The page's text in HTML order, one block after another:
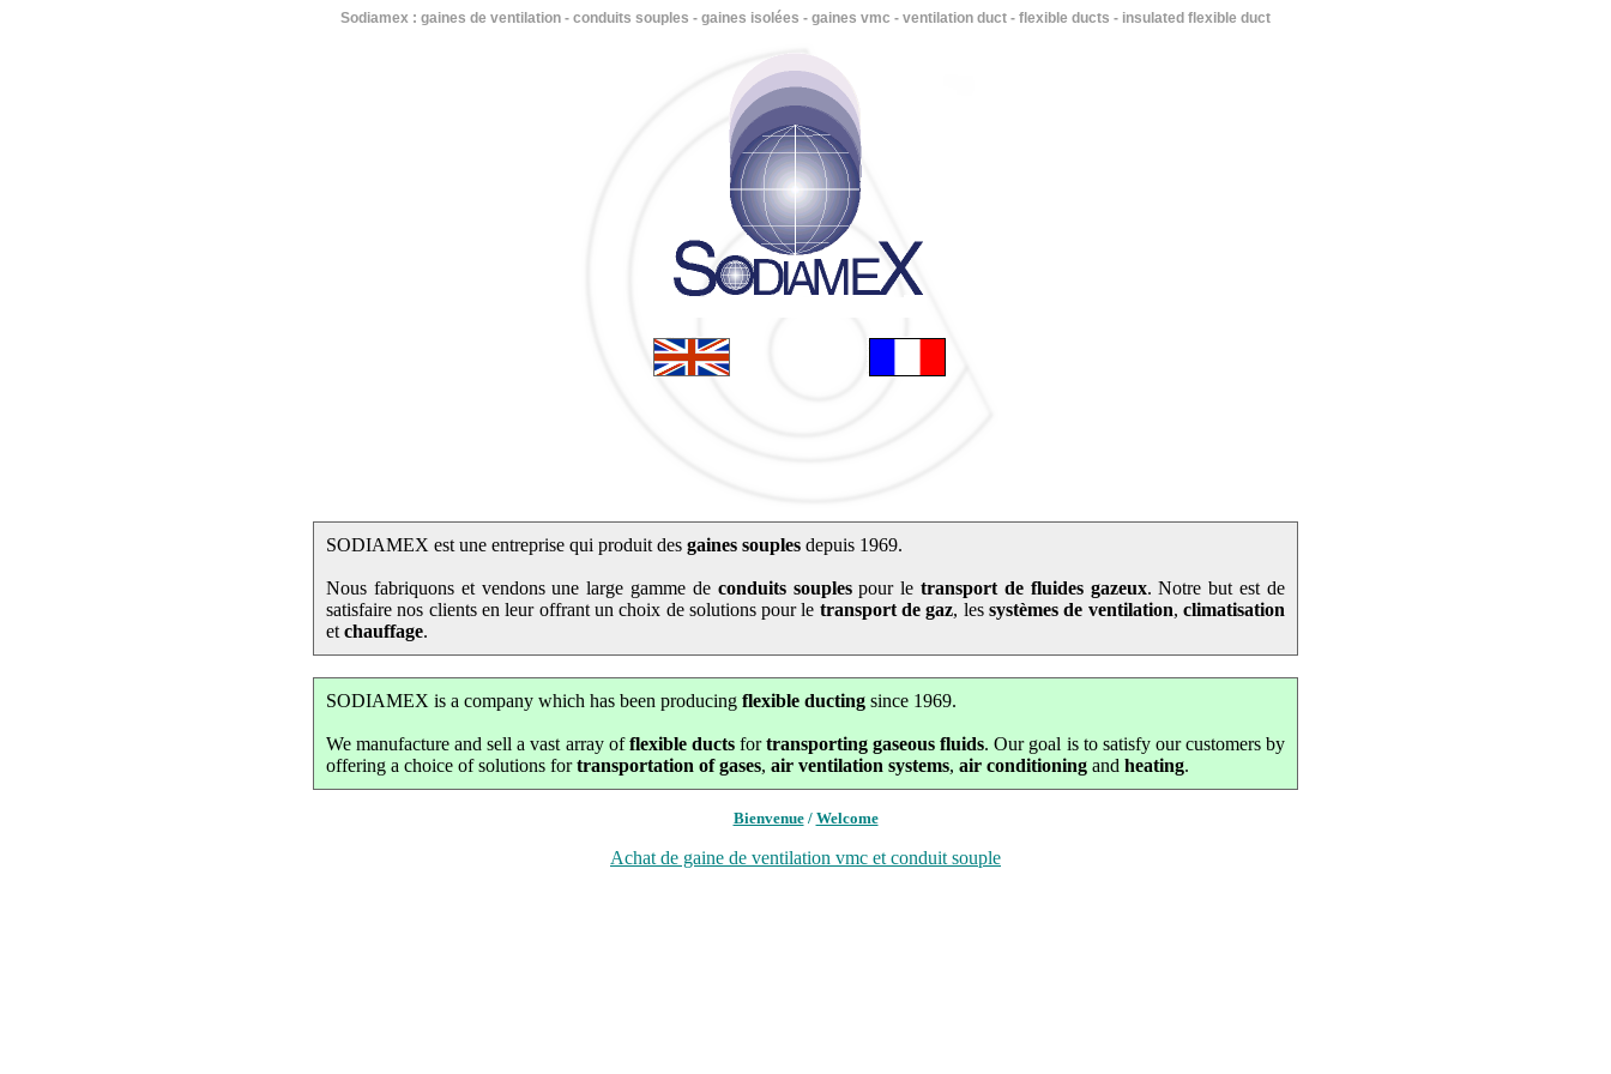
Sodiamex : gaines de ventilation - conduits souples - gaines isolées - gaines vmc - ventilation duct - flexible ducts - insulated flexible duct
SODIAMEX est une entreprise qui produit des gaines souples depuis 1969.
Nous fabriquons et vendons une large gamme de conduits souplespour letransport de fluides gazeux. Notre but est de
satisfaire nos clients en leur offrant un choix de solutions pour le transport de gaz, lessystèmes de ventilation,climatisation
et chauffage.
SODIAMEX is a company which has been producing flexible ducting since 1969.
We manufacture and sell a vast array offlexible ductsfortransporting gaseous fluids. Our goal is to satisfy our customers by
offering a choice of solutions fortransportation of gases, air ventilation systems, air conditioning and heating.
Bienvenue/ Welcome
Achat de gaine de ventilation vmc et conduit souple